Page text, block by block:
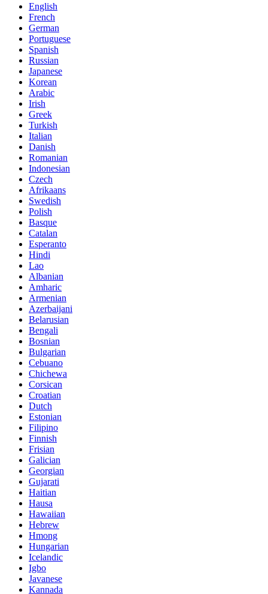
English
French
German
Portuguese
Spanish
Russian
Japanese
Korean
Arabic
Irish
Greek
Turkish
Italian
Danish
Romanian
Indonesian
Czech
Afrikaans
Swedish
Polish
Basque
Catalan
Esperanto
Hindi
Lao
Albanian
Amharic
Armenian
Azerbaijani
Belarusian
Bengali
Bosnian
Bulgarian
Cebuano
Chichewa
Corsican
Croatian
Dutch
Estonian
Filipino
Finnish
Frisian
Galician
Georgian
Gujarati
Haitian
Hausa
Hawaiian
Hebrew
Hmong
Hungarian
Icelandic
Igbo
Javanese
Kannada